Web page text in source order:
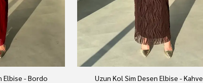
Elbise - Bordo Uzun Kol Sim Desen Elbise - Kahve